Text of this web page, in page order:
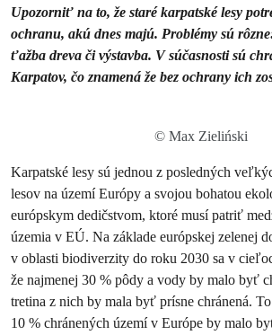
Upozorniť na to, že staré karpatské lesy
ochranu, akú dnes majú. Problémy sú
ťažba dreva či výstavba. V súčasnosti sú
Karpatov, čo znamená že bez ochrany ich
© Max Zieliński
Karpatské lesy sú jednou z posledných
lesov na území Európy a svojou bohatou
európskym dedičstvom, ktoré musí patriť
územia v EÚ. Na základe európskej zelenej
v oblasti biodiverzity do roku 2030 sa v
že najmenej 30 % pôdy a vody by malo byť
tretina z nich by mala byť prísne chránená.
10 % chránených území v Európe by malo